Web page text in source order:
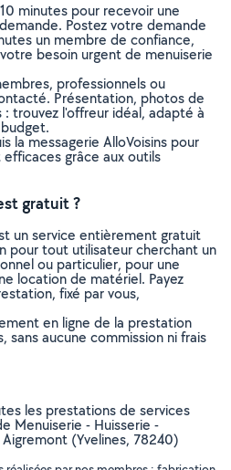
minutes pour recevoir une
Postez votre demande
un membre de confiance,
besoin urgent de menuiserie
professionnels ou
Présentation, photos de
trouvez l'offreur idéal, adapté à
la messagerie AlloVoisins pour
grâce aux outils
gratuit ?
un service entièrement gratuit
pour tout utilisateur cherchant un
ou particulier, pour une
location de matériel. Payez
fixé par vous,
en ligne de la prestation
sans aucune commission ni frais
les prestations de services
Menuiserie - Huisserie -
(Yvelines, 78240)